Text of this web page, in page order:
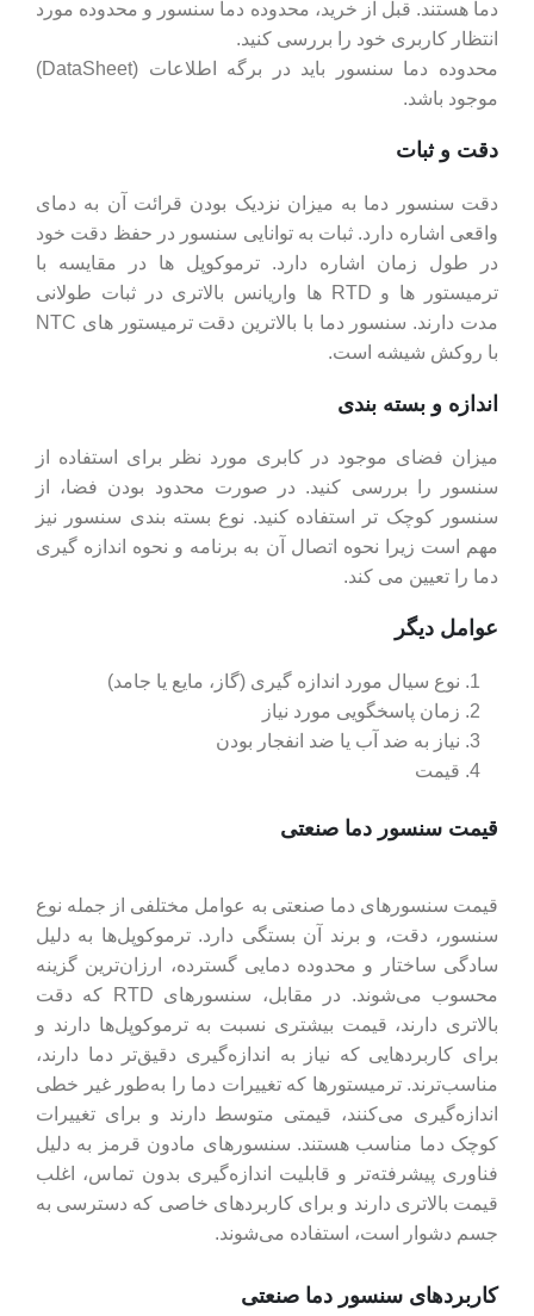
دما هستند. قبل از خرید، محدوده دما سنسور و محدوده مورد
انتظار کاربری خود را بررسی کنید.
محدوده دما سنسور باید در برگه اطلاعات (DataSheet)
موجود باشد.
دقت و ثبات
دقت سنسور دما به میزان نزدیک بودن قرائت آن به دمای
واقعی اشاره دارد. ثبات به توانایی سنسور در حفظ دقت خود
در طول زمان اشاره دارد. ترموکوپل ها در مقایسه با
ترمیستور ها و RTD ها واریانس بالاتری در ثبات طولانی
مدت دارند. سنسور دما با بالاترین دقت ترمیستور های NTC
با روکش شیشه است.
اندازه و بسته بندی
میزان فضای موجود در کابری مورد نظر برای استفاده از
سنسور را بررسی کنید. در صورت محدود بودن فضا، از
سنسور کوچک تر استفاده کنید. نوع بسته بندی سنسور نیز
مهم است زیرا نحوه اتصال آن به برنامه و نحوه اندازه گیری
دما را تعیین می کند.
عوامل دیگر
نوع سیال مورد اندازه گیری (گاز، مایع یا جامد)
زمان پاسخگویی مورد نیاز
نیاز به ضد آب یا ضد انفجار بودن
قیمت
قیمت سنسور دما صنعتی
قیمت سنسورهای دما صنعتی به عوامل مختلفی از جمله نوع
سنسور، دقت، و برند آن بستگی دارد. ترموکوپل‌ها به دلیل
سادگی ساختار و محدوده دمایی گسترده، ارزان‌ترین گزینه
محسوب می‌شوند. در مقابل، سنسورهای RTD که دقت
بالاتری دارند، قیمت بیشتری نسبت به ترموکوپل‌ها دارند و
برای کاربردهایی که نیاز به اندازه‌گیری دقیق‌تر دما دارند،
مناسب‌ترند. ترمیستورها که تغییرات دما را به‌طور غیر خطی
اندازه‌گیری می‌کنند، قیمتی متوسط دارند و برای تغییرات
کوچک دما مناسب هستند. سنسورهای مادون قرمز به دلیل
فناوری پیشرفته‌تر و قابلیت اندازه‌گیری بدون تماس، اغلب
قیمت بالاتری دارند و برای کاربردهای خاصی که دسترسی به
جسم دشوار است، استفاده می‌شوند.
کاربردهای سنسور دما صنعتی